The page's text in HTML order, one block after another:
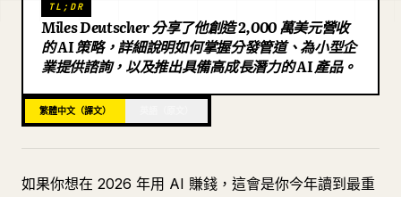
下載
部落格
更新
TL;DR
Miles Deutscher 分享了他創造 2,000 萬美元營收
的 AI 策略，詳細說明如何掌握分發管道、為小型企
業提供諮詢，以及推出具備高成長潛力的 AI 產品。
繁體中文（譯文）
如果你想在 2026 年用 AI 賺錢，這會是你今年讀到最重